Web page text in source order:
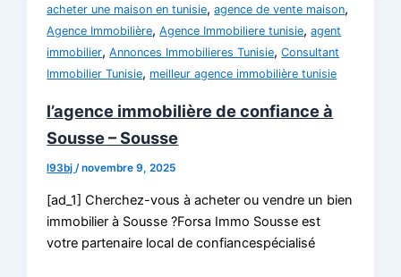
acheter une maison en tunisie,agence de vente maison,
Agence Immobilière,Agence Immobiliere tunisie,agent
immobilier,Annonces Immobilieres Tunisie,Consultant
Immobilier Tunisie, meilleur agence immobilière tunisie
l’agence immobilière de confiance à
Sousse – Sousse
l93bj/novembre 9, 2025
[ad_1] Cherchez-vous à acheter ou vendre un bien
immobilier à Sousse ?Forsa Immo Sousse est
votre partenaire local de confiancespécialisé